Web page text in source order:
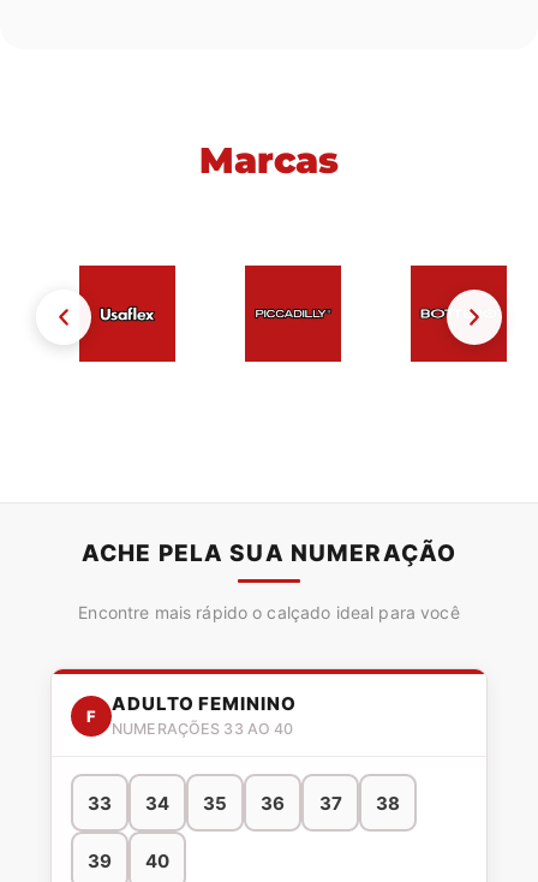
Marcas
ACHE PELA SUA NUMERAÇÃO
Encontre mais rápido o calçado ideal para você
F
ADULTO FEMININO
NUMERAÇÕES 33 AO 40
33 34 35 36 37 38
39 40